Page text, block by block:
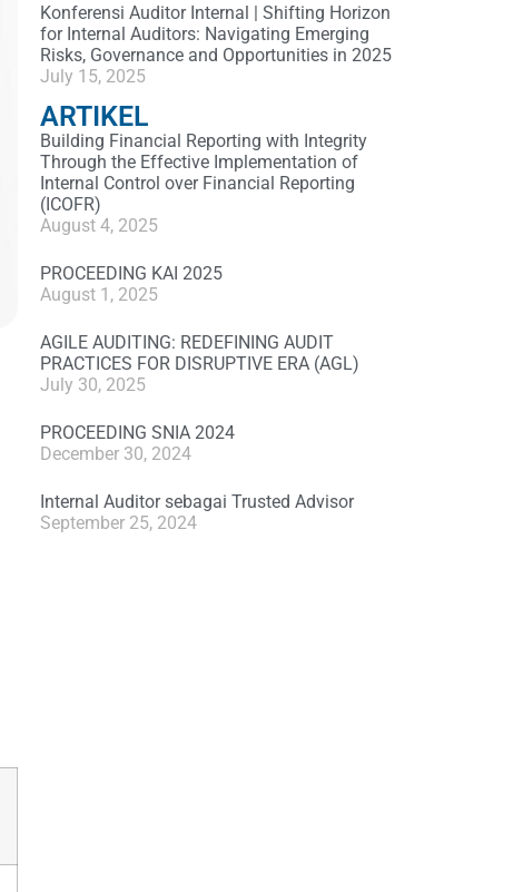
Konferensi Auditor Internal | Shifting Horizon
for Internal Auditors: Navigating Emerging
Risks, Governance and Opportunities in 2025
July 15, 2025
ARTIKEL
Building Financial Reporting with Integrity
Through the Effective Implementation of
Internal Control over Financial Reporting
(ICOFR)
August 4, 2025
PROCEEDING KAI 2025
August 1, 2025
AGILE AUDITING: REDEFINING AUDIT
PRACTICES FOR DISRUPTIVE ERA (AGL)
July 30, 2025
PROCEEDING SNIA 2024
December 30, 2024
Internal Auditor sebagai Trusted Advisor
September 25, 2024